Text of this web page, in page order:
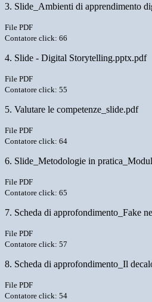
3. Slide_Ambienti di apprendimento
File PDF
Contatore click: 66
4. Slide - Digital Storytelling.pptx.pdf
File PDF
Contatore click: 55
5. Valutare le competenze_slide.pdf
File PDF
Contatore click: 64
6. Slide_Metodologie in
File PDF
Contatore click: 65
7. Scheda di approfondimento_Fake
File PDF
Contatore click: 57
8. Scheda di approfondimento_Il
File PDF
Contatore click: 54